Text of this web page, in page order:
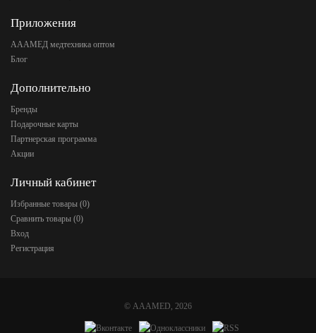
Приложения
АААМЕД медтехника оптом
Блог
Дополнительно
Бренды
Подарочные карты
Партнерская программа
Акции
Личный кабинет
Избранные товары (0)
Сравнить товары (0)
Вход
Регистрация
© AAAMED, 2026